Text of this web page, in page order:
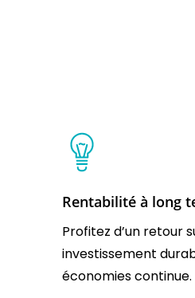
Rentabilité à long
Profitez d’un retour
investissement
économies continue.